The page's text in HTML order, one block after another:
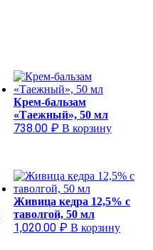
Крем-бальзам
«Таежный», 50 мл
738.00 ₽ В корзину
Живица кедра 12,5% с
таволгой, 50 мл
1,020.00 ₽ В корзину